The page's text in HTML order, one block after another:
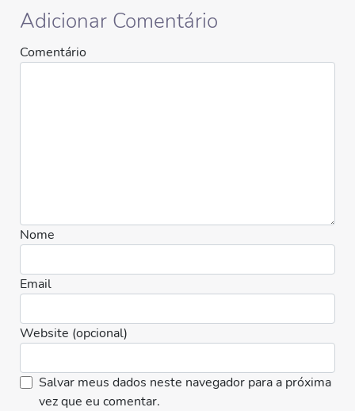
Adicionar Comentário
Comentário
Nome
Email
Website (opcional)
Salvar meus dados neste navegador para a próxima
vez que eu comentar.